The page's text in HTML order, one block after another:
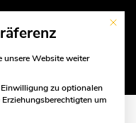
Mit
unsere Website weiter
zu optionalen
um